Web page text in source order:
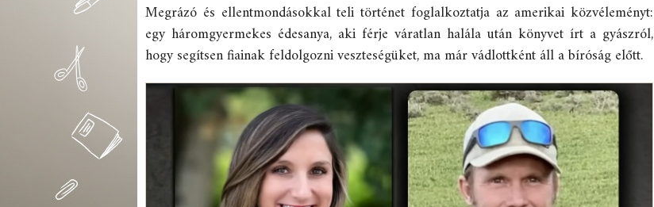
Megrázó és ellentmondásokkal teli történet foglalkoztatja az amerikai közvéleményt:
egy háromgyermekes édesanya, aki férje váratlan halála után könyvet írt a gyászról,
hogy segítsen fiainak feldolgozni veszteségüket, ma már vádlottként áll a bíróság előtt.